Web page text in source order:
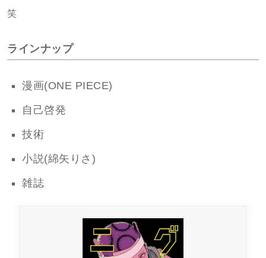
笑
ラインナップ
漫画(ONE PIECE)
自己啓発
技術
小説(綿矢りさ)
雑誌